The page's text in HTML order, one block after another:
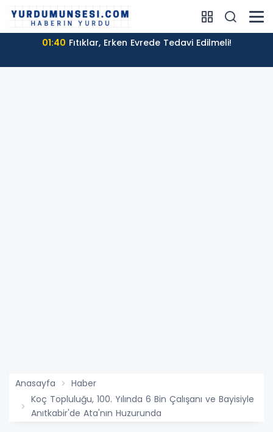
01:40 Fıtıklar, Erken Evrede Tedavi Edilmeli!
Anasayfa
Haber
Koç Topluluğu, 100. Yılında 6 Bin Çalışanı ve Bayisiyle
Anıtkabir'de Ata'nın Huzurunda